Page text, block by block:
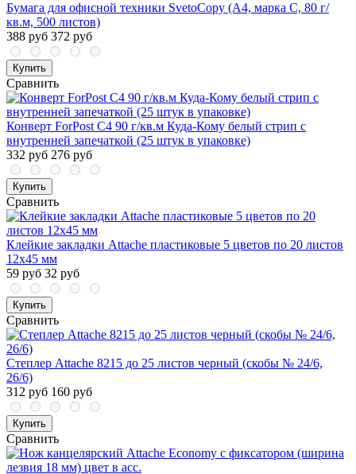
Бумага для офисной техники SvetoCopy (A4, марка C, 80 г/
кв.м, 500 листов)
388 руб 372 руб
Купить
Сравнить
Конверт ForPost C4 90 г/кв.м Куда-Кому белый стрип с
внутренней запечаткой (25 штук в упаковке)
332 руб 276 руб
Купить
Сравнить
Клейкие закладки Attache пластиковые 5 цветов по 20 листов
12х45 мм
59 руб 32 руб
Купить
Сравнить
Степлер Attache 8215 до 25 листов черный (скобы № 24/6,
26/6)
312 руб 160 руб
Купить
Сравнить